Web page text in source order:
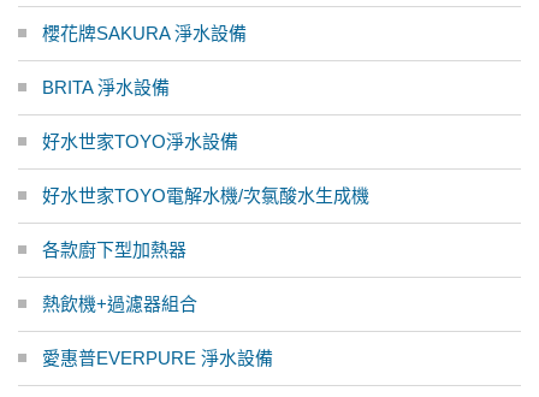
櫻花牌SAKURA 淨水設備
BRITA 淨水設備
好水世家TOYO淨水設備
好水世家TOYO電解水機/次氯酸水生成機
各款廚下型加熱器
熱飲機+過濾器組合
愛惠普EVERPURE 淨水設備